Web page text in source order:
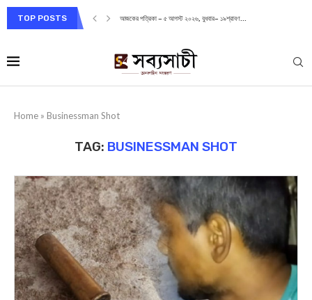
TOP POSTS আজকের পত্রিকা – ৫ আগস্ট ২০২৬, বুধবার– ১৯শ্রাবণ...
Home » Businessman Shot
TAG: BUSINESSMAN SHOT